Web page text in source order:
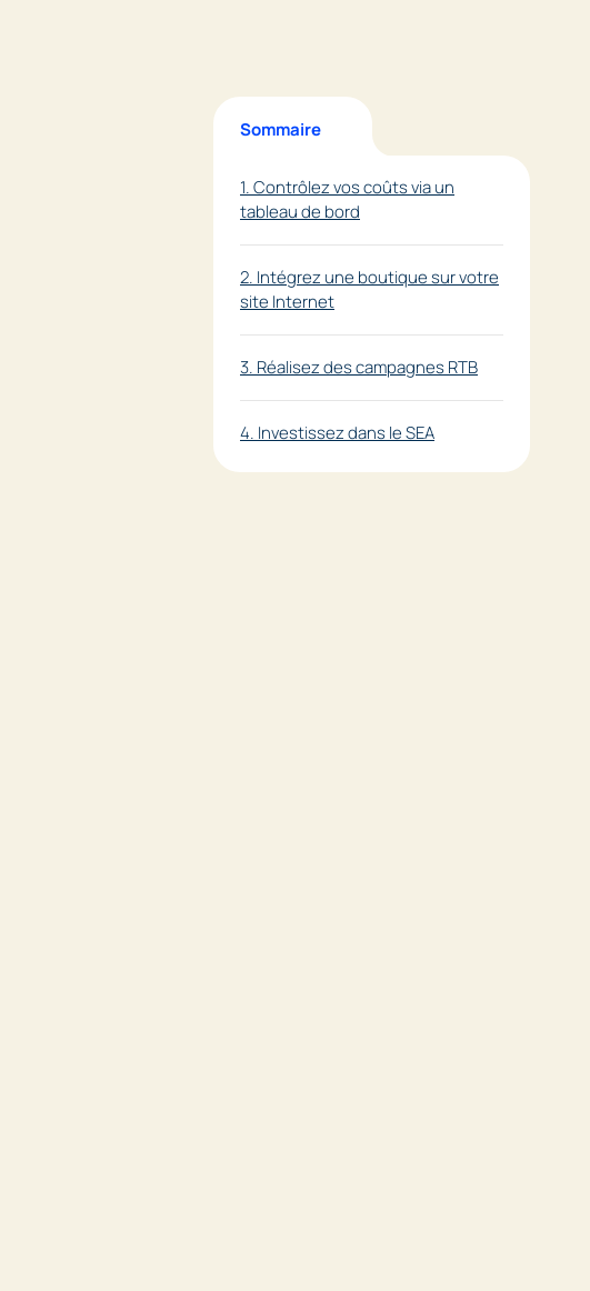
Sommaire
1. Contrôlez vos coûts via un
tableau de bord
2. Intégrez une boutique sur votre
site Internet
3. Réalisez des campagnes RTB
4. Investissez dans le SEA